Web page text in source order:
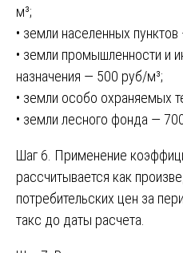
м³;
• земли населенных
• земли промышленности и
назначения — 500 руб/м³;
• земли особо охраняемых
• земли лесного фонда —
Шаг 6. Применение
рассчитывается как
потребительских цен за
такс до даты расчета.